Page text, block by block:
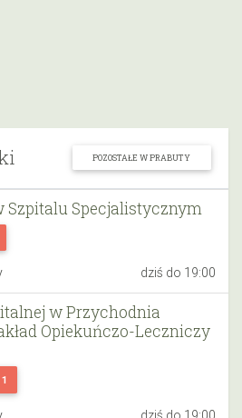
POZOSTAŁE W PRABUTY
Szpitalu Specjalistycznym
dziś do 19:00
w Przychodnia
Opiekuńczo-Leczniczy